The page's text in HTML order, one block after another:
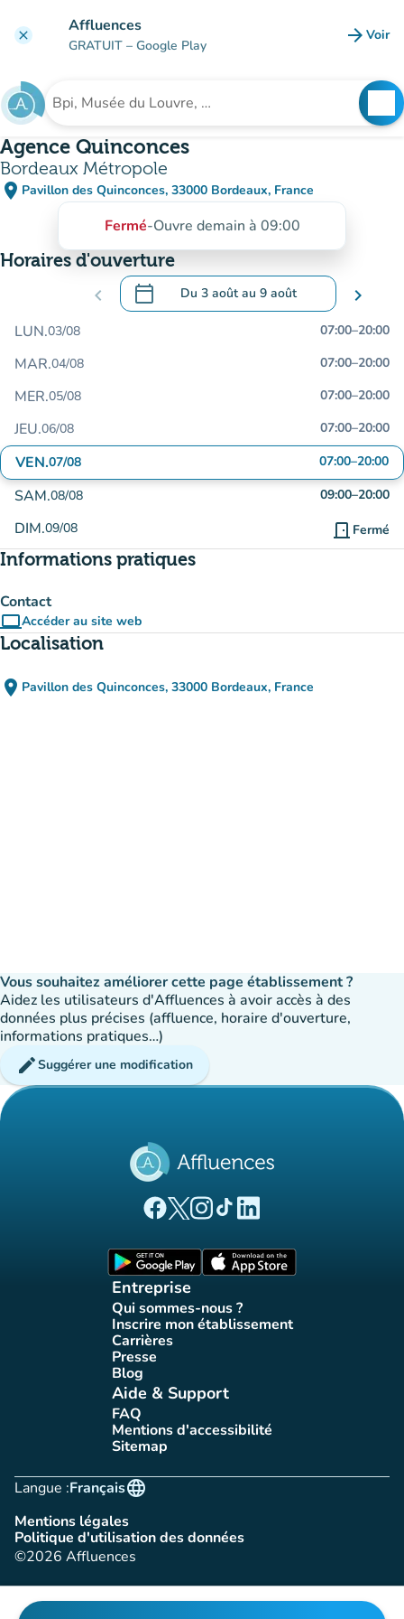
clear Affluences
GRATUIT – Google Play arrow_forward Voir
Rechercher un établissement
Agence Quinconces
Bordeaux Métropole
place Pavillon des Quinconces, 33000 Bordeaux, France
(ouvrir dans Google Maps)
(nouvel onglet)
Fermé-Ouvre demain à 09:00
Horaires d'ouverture
chevron_left calendar_today Du 3 aoûtau 9 août
.Ouvrir le calendrier pour changer de
chevron_right
LUN.03/08 07:00–20:00
MAR.04/08 07:00–20:00
MER.05/08 07:00–20:00
JEU.06/08 07:00–20:00
VEN.07/08 07:00–20:00
SAM.08/08 09:00–20:00
DIM.09/08 door_front Fermé
Informations pratiques
Contact
computerAccéder au site web
(nouvel onglet)
Localisation
place Pavillon des Quinconces, 33000 Bordeaux, France
(ouvrir dans Google Maps)
(nouvel onglet)
Vous souhaitez améliorer cette page établissement ?
Aidez les utilisateurs d'Affluences à avoir accès à des
données plus précises (affluence, horaire d'ouverture,
informations pratiques…)
editSuggérer une modification
(nouvel onglet)
(nouvel onglet)
(nouvel onglet)
(nouvel onglet)
(nouvel onglet)
Entreprise
Qui sommes-nous ?
(nouvel onglet)
Inscrire mon établissement
(nouvel onglet)
Carrières(nouvel onglet)
Presse(nouvel onglet)
Blog(nouvel onglet)
Aide & Support
FAQ(nouvel onglet)
Mentions d'accessibilité
(nouvel onglet)
Sitemap(nouvel onglet)
Langue :
language
Français
Mentions légales
(nouvel onglet)
Politique d'utilisation des données
(nouvel onglet)
©2026 Affluences